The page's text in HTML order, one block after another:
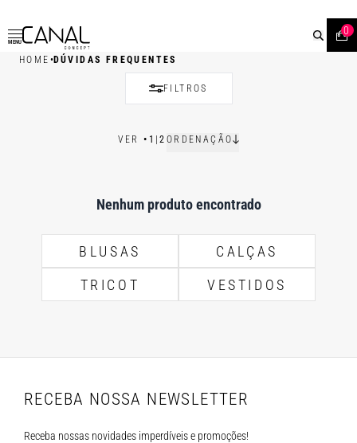
MENU
0
HOME •DÚVIDAS FREQUENTES
FILTROS
VER• 1 |2 ORDENAÇÃO
Nenhum produto encontrado
BLUSAS
CALÇAS
TRICOT
VESTIDOS
RECEBA NOSSA NEWSLETTER
Receba nossas novidades imperdíveis e promoções!